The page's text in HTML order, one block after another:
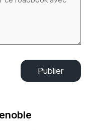
Publier